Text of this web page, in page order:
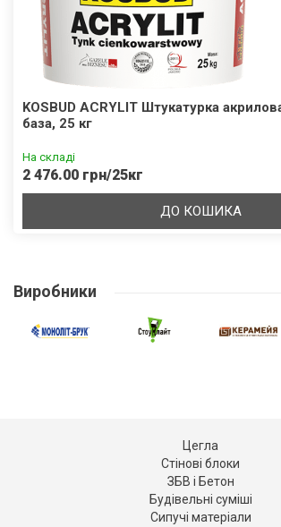
KOSBUD ACRYLIT Штукатурка
база, 25 кг
На складі
2 476.00 грн/25кг
ДО КОШИКА
Виробники
Цегла
Стінові блоки
ЗБВ і Бетон
Будівельні суміші
Сипучі матеріали